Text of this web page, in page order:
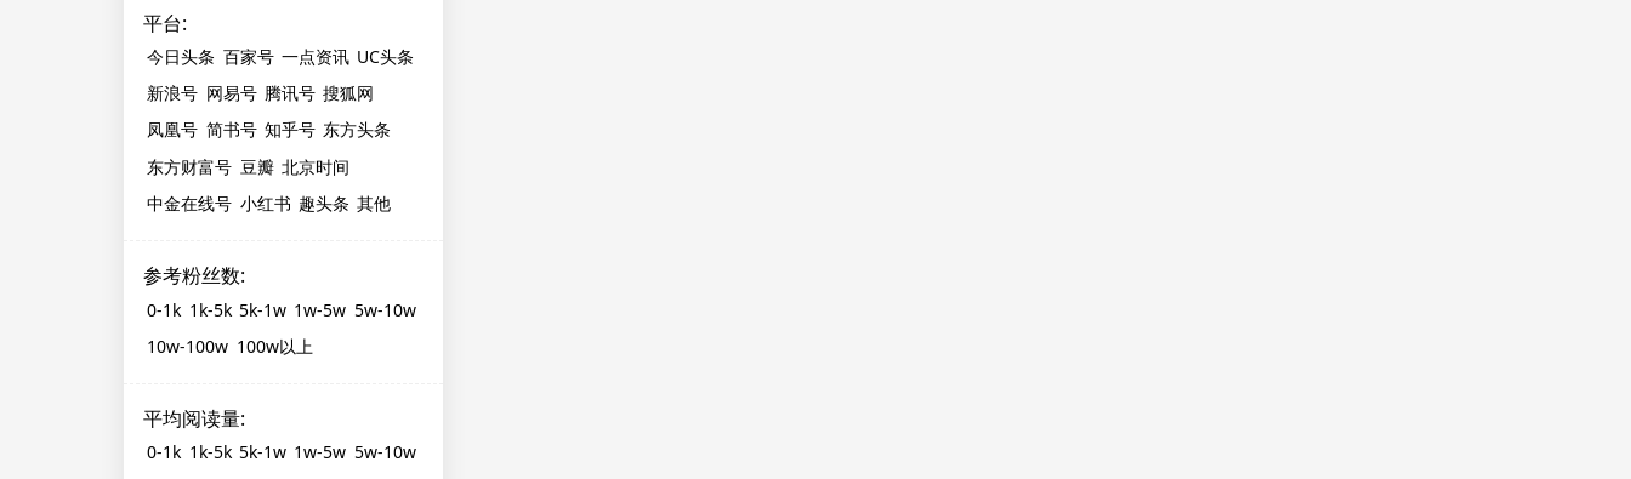
平台:
今日头条 百家号 一点资讯 UC头条
新浪号 网易号 腾讯号 搜狐网
凤凰号 简书号 知乎号 东方头条
东方财富号 豆瓣 北京时间
中金在线号 小红书 趣头条 其他
参考粉丝数:
0-1k 1k-5k 5k-1w 1w-5w 5w-10w
10w-100w 100w以上
平均阅读量:
0-1k 1k-5k 5k-1w 1w-5w 5w-10w